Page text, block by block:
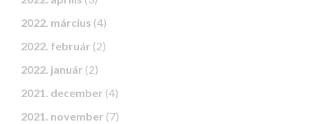
2022. március (4)
2022. február (2)
2022. január (2)
2021. december (4)
2021. november (7)